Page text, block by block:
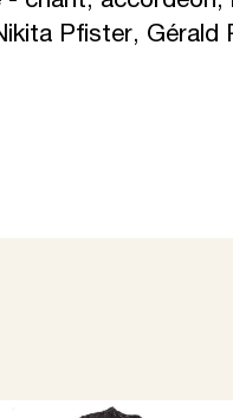
Pfister, Gérald